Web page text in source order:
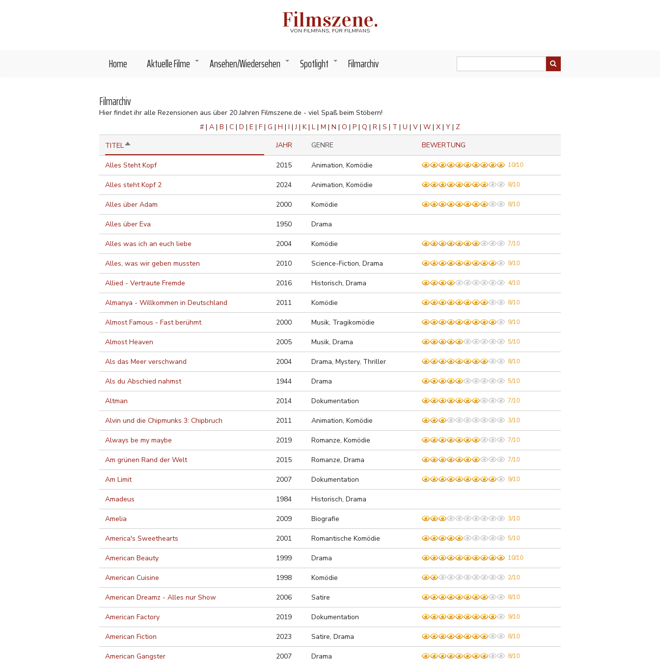
Filmszene.
VON FILMFANS, FÜR FILMFANS
Home +
Aktuelle Filme +
Ansehen/Wiedersehen +
Spotlight Filmarchiv
Filmarchiv
Hier findet ihr alle Rezensionen aus über 20 Jahren Filmszene.de - viel Spaß beim Stöbern!
# | A | B | C | D | E | F | G | H | I |J | K | L | M | N | O | P | Q | R | S | T | U | V | W | X | Y | Z
TITELABSTEIGEND
SORTIEREN
JAHR GENRE BEWERTUNG
Alles Steht Kopf 2015 Animation, Komödie 10/10
Alles steht Kopf 2 2024 Animation, Komödie 8/10
Alles über Adam 2000 Komödie 8/10
Alles über Eva 1950 Drama
Alles was ich an euch liebe 2004 Komödie 7/10
Alles, was wir geben mussten 2010 Science-Fiction, Drama 9/10
Allied - Vertraute Fremde 2016 Historisch, Drama 4/10
Almanya - Willkommen in Deutschland 2011 Komödie 8/10
Almost Famous - Fast berühmt 2000 Musik, Tragikomödie 9/10
Almost Heaven 2005 Musik, Drama 5/10
Als das Meer verschwand 2004 Drama, Mystery, Thriller 8/10
Als du Abschied nahmst 1944 Drama 5/10
Altman 2014 Dokumentation 7/10
Alvin und die Chipmunks 3: Chipbruch 2011 Animation, Komödie 3/10
Always be my maybe 2019 Romanze, Komödie 7/10
Am grünen Rand der Welt 2015 Romanze, Drama 7/10
Am Limit 2007 Dokumentation 9/10
Amadeus 1984 Historisch, Drama
Amelia 2009 Biografie 3/10
America's Sweethearts 2001 Romantische Komödie 5/10
American Beauty 1999 Drama 10/10
American Cuisine 1998 Komödie 2/10
American Dreamz - Alles nur Show 2006 Satire 8/10
American Factory 2019 Dokumentation 9/10
American Fiction 2023 Satire, Drama 8/10
American Gangster 2007 Drama 8/10